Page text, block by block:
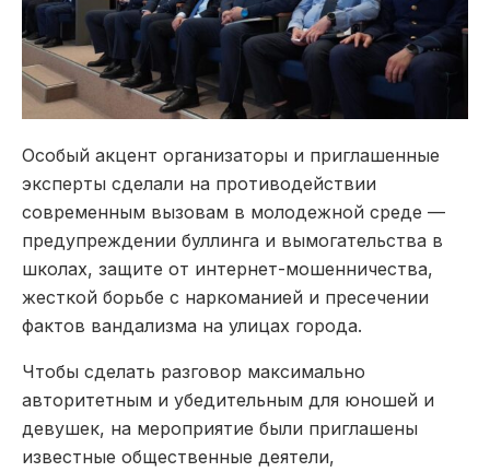
Особый акцент организаторы и приглашенные
эксперты сделали на противодействии
современным вызовам в молодежной среде —
предупреждении буллинга и вымогательства в
школах, защите от интернет-мошенничества,
жесткой борьбе с наркоманией и пресечении
фактов вандализма на улицах города.
Чтобы сделать разговор максимально
авторитетным и убедительным для юношей и
девушек, на мероприятие были приглашены
известные общественные деятели,